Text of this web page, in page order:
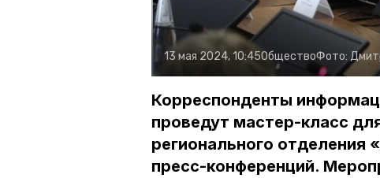
13 мая 2024, 10:45ОбществоФото:
Корреспонденты
проведут мастер-класс
регионального
пресс-конференций.